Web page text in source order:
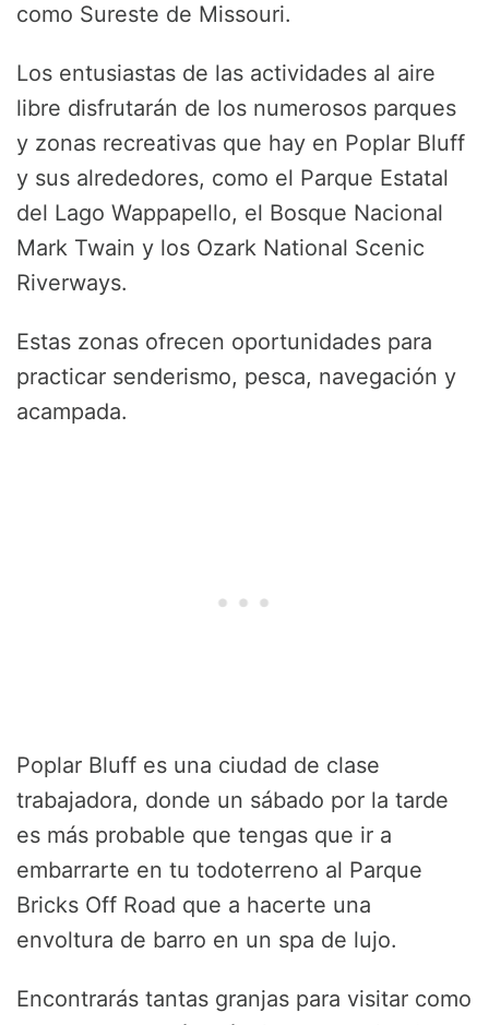
como Sureste de Missouri.
Los entusiastas de las actividades al aire
libre disfrutarán de los numerosos parques
y zonas recreativas que hay en Poplar Bluff
y sus alrededores, como el Parque Estatal
del Lago Wappapello, el Bosque Nacional
Mark Twain y los Ozark National Scenic
Riverways.
Estas zonas ofrecen oportunidades para
practicar senderismo, pesca, navegación y
acampada.
Poplar Bluff es una ciudad de clase
trabajadora, donde un sábado por la tarde
es más probable que tengas que ir a
embarrarte en tu todoterreno al Parque
Bricks Off Road que a hacerte una
envoltura de barro en un spa de lujo.
Encontrarás tantas granjas para visitar como